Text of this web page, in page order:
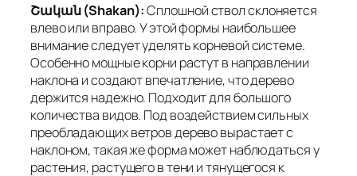
Շական (Shakan):Сплошной ствол склоняется
влево или вправо. У этой формы наибольшее
внимание следует уделять корневой системе.
Особенно мощные корни растут в направлении
наклона и создают впечатление, что дерево
держится надежно. Подходит для большого
количества видов. Под воздействием сильных
преобладающих ветров дерево вырастает с
наклоном, такая же форма может наблюдаться у
растения, растущего в тени и тянущегося к